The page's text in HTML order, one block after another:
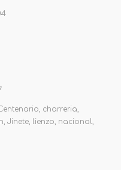
, charreria,
, Jinete, lienzo, nacional,